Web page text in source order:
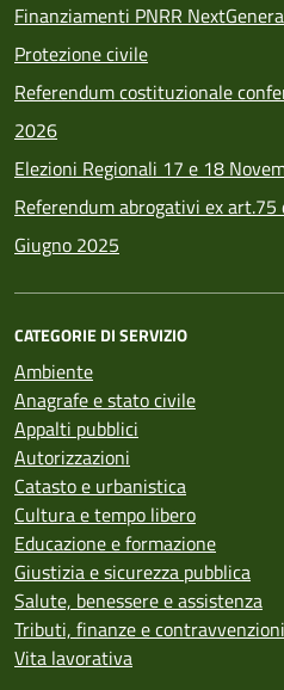
Finanziamenti PNRR
Protezione civile
Referendum costituzionale
2026
Elezioni Regionali 17 e 18
Referendum abrogativi ex
Giugno 2025
CATEGORIE DI SERVIZIO
Ambiente
Anagrafe e stato civile
Appalti pubblici
Autorizzazioni
Catasto e urbanistica
Cultura e tempo libero
Educazione e formazione
Giustizia e sicurezza pubblica
Salute, benessere e assistenza
Tributi, finanze e contravvenzioni
Vita lavorativa